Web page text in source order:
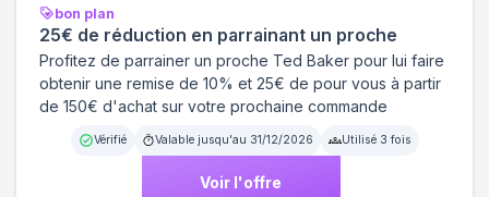
bon plan
25€ de réduction en parrainant un proche
Profitez de parrainer un proche Ted Baker pour lui faire
obtenir une remise de 10% et 25€ de pour vous à partir
de 150€ d'achat sur votre prochaine commande
Vérifié Valable jusqu'au 31/12/2026 Utilisé 3 fois
Voir l'offre